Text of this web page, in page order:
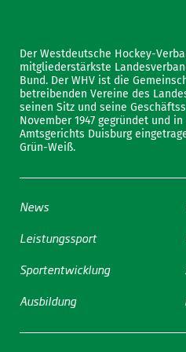
Der Westdeutsche Hockey-
mitgliederstärkste
Bund. Der WHV ist die
betreibenden Vereine des
seinen Sitz und seine
November 1947 gegründet und
Amtsgerichts Duisburg
Grün-Weiß.
News
Leistungssport
Sportentwicklung
Ausbildung